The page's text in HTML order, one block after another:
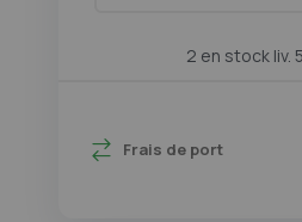
2 en stock liv.
Frais de port